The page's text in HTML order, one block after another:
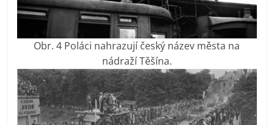
Obr. 4 Poláci nahrazují český název města na
nádraží Těšína.